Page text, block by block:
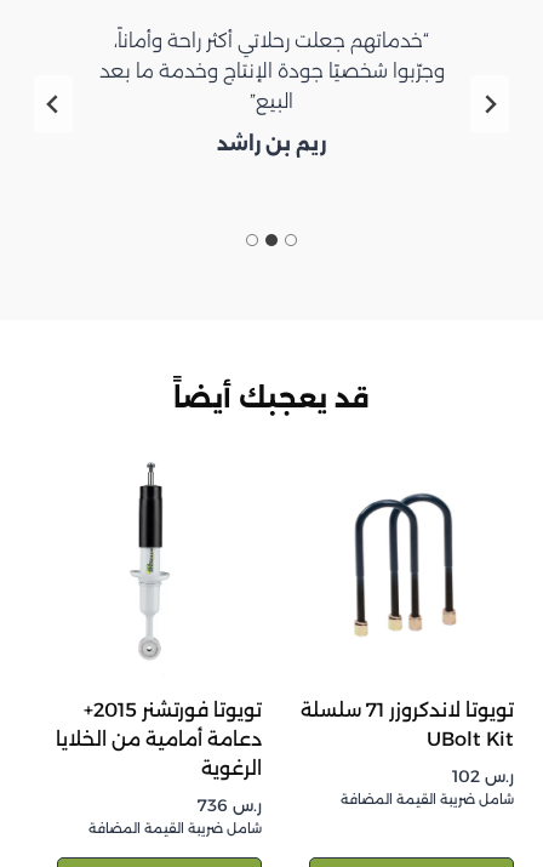
“خدماتهم جعلت رحلاتي أكثر راحة وأماناً،
وجرّبوا شخصيًا جودة الإنتاج وخدمة ما بعد
البيع”
ريم بن راشد
قد يعجبك أيضاً
تويوتا لاندكروزر 71 سلسلة
UBolt Kit
ر.س
شامل ضريبة القيمة المضافة
تويوتا فورتشنر 2015+
دعامة أمامية من الخلايا
الرغوية
ر.س
شامل ضريبة القيمة المضافة